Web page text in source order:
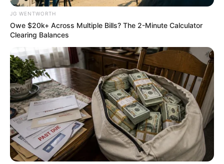
JG WENTWORTH
Owe $20k+ Across Multiple Bills? The 2-Minute Calculator
Clearing Balances